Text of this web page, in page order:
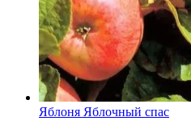
Яблоня Яблочный спас